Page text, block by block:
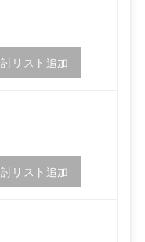
リスト追加
リスト追加